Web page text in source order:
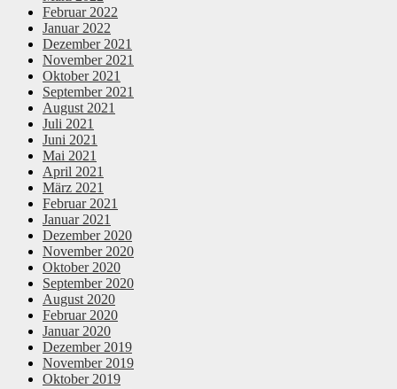
Februar 2022
Januar 2022
Dezember 2021
November 2021
Oktober 2021
September 2021
August 2021
Juli 2021
Juni 2021
Mai 2021
April 2021
März 2021
Februar 2021
Januar 2021
Dezember 2020
November 2020
Oktober 2020
September 2020
August 2020
Februar 2020
Januar 2020
Dezember 2019
November 2019
Oktober 2019